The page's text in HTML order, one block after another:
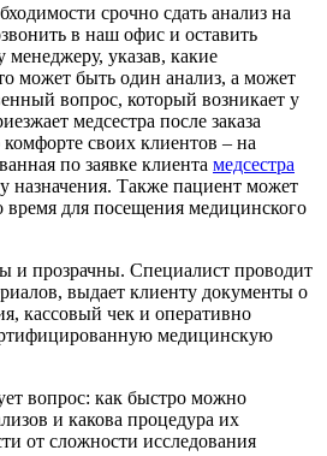
срочно сдать анализ на
в наш офис и оставить
указав, какие
может быть один анализ, а может
вопрос, который возникает у
медсестра после заказа
своих клиентов – на
по заявке клиента медсестра
назначения. Также пациент может
время для посещения медицинского
и прозрачны. Специалист проводит
выдает клиенту документы о
кассовый чек и оперативно
медицинскую
вопрос: как быстро можно
и какова процедура их
от сложности исследования